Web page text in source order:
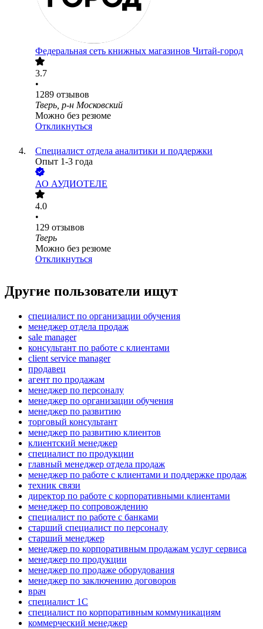
Федеральная сеть книжных магазинов Читай-город
3.7
•
1289 отзывов
Тверь, р-н Московский
Можно без резюме
Откликнуться
Специалист отдела аналитики и поддержки
Опыт 1-3 года
АО АУДИОТЕЛЕ
4.0
•
129 отзывов
Тверь
Можно без резюме
Откликнуться
Другие пользователи ищут
специалист по организации обучения
менеджер отдела продаж
sale manager
консультант по работе с клиентами
client service manager
продавец
агент по продажам
менеджер по персоналу
менеджер по организации обучения
менеджер по развитию
торговый консультант
менеджер по развитию клиентов
клиентский менеджер
специалист по продукции
главный менеджер отдела продаж
менеджер по работе с клиентами и поддержке продаж
техник связи
директор по работе с корпоративными клиентами
менеджер по сопровождению
специалист по работе с банками
старший специалист по персоналу
старший менеджер
менеджер по корпоративным продажам услуг сервиса
менеджер по продукции
менеджер по продаже оборудования
менеджер по заключению договоров
врач
специалист 1С
специалист по корпоративным коммуникациям
коммерческий менеджер